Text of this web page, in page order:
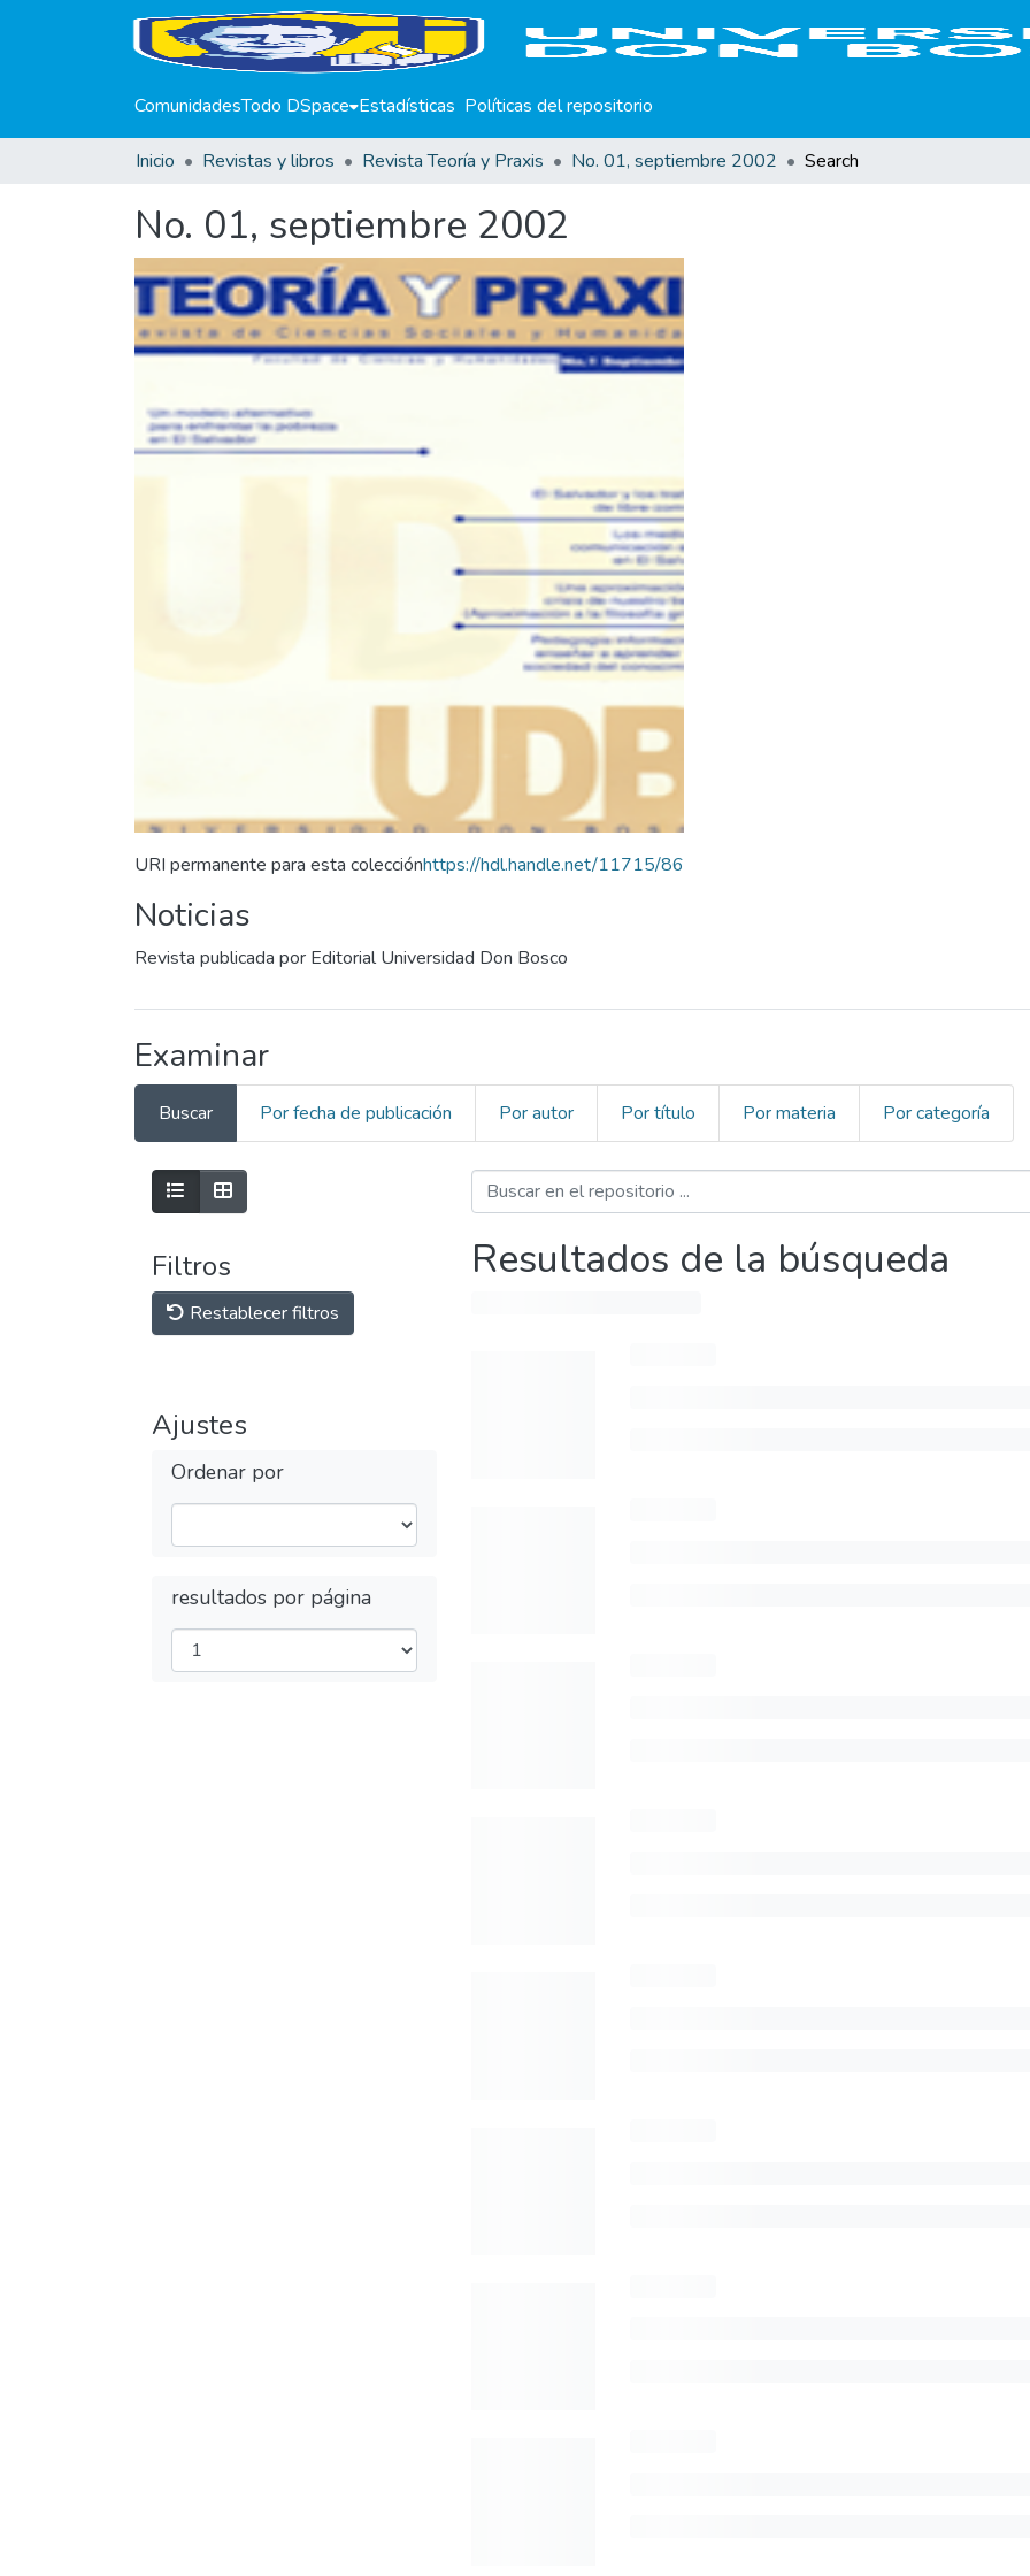
ComunidadesTodo DSpace Estadísticas Políticas del repositorio
Inicio Revistas y libros Revista Teoría y Praxis No. 01, septiembre 2002 Search
No. 01, septiembre 2002
URI permanente para esta colecciónhttps://hdl.handle.net/11715/86
Noticias
Revista publicada por Editorial Universidad Don Bosco
Examinar
Buscar Por fecha de publicación Por autor Por título Por materia Por categoría
Filtros
Restablecer filtros
Ajustes
Ordenar por
resultados por página
Resultados de la búsqueda